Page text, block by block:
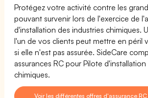
Protégez votre activité contre les
pouvant survenir lors de l'exercice de
d'installation des industries chimiques.
l'un de vos clients peut mettre en péril
si elle n'est pas assurée. SideCare
assurances RC pour Pilote
chimiques.
Voir les différentes offres d'assurance